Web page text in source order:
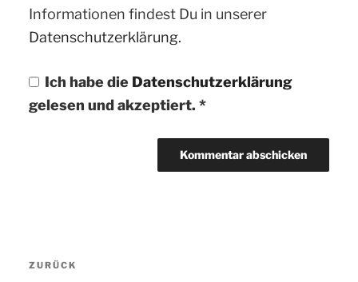
Informationen findest Du in unserer
Datenschutzerklärung.
Ich habe die Datenschutzerklärung
gelesen und akzeptiert. *
Vorheriger
ZURÜCK